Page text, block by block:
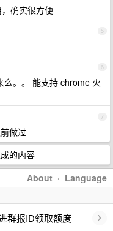
确实很方便
5
6
么。。 能支持 chrome 火
7
做过
的内容
About · Language
群报ID领取额度 ›